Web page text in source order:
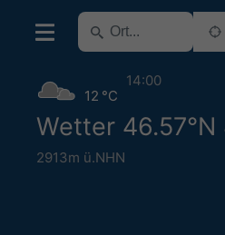
Wetter 46.57°N
2913m ü.NHN
12 °C
14:00